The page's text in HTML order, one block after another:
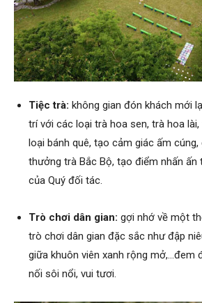
Tiệc trà: không gian đón khách mới
trí với các loại trà hoa sen, trà hoa
loại bánh quê, tạo cảm giác ấm cúng,
thưởng trà Bắc Bộ, tạo điểm nhấn
của Quý đối tác.
Trò chơi dân gian: gợi nhớ về một
trò chơi dân gian đặc sắc như đập
giữa khuôn viên xanh rộng mở,…đem
nối sôi nổi, vui tươi.